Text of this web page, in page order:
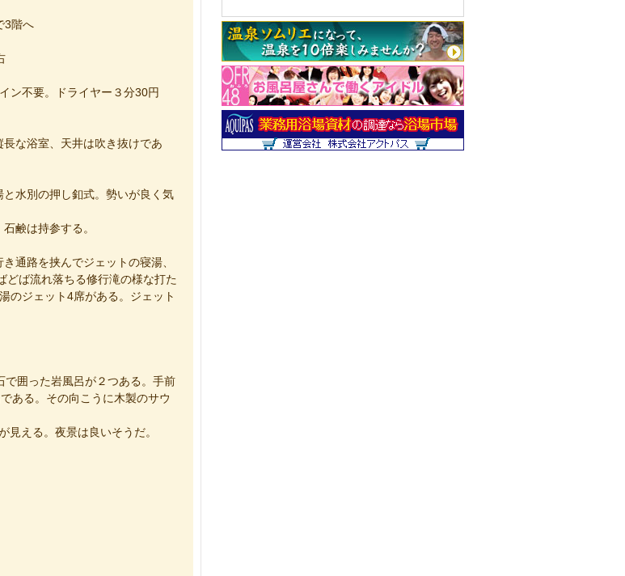
3階へ
ン不要。ドライヤー３分30円
な浴室、天井は吹き抜けであ
水別の押し釦式。勢いが良く気
鹸は持参する。
通路を挟んでジェットの寝湯、
どば流れ落ちる修行滝の様な打た
のジェット4席がある。ジェット
囲った岩風呂が２つある。手前
ある。その向こうに木製のサウ
見える。夜景は良いそうだ。